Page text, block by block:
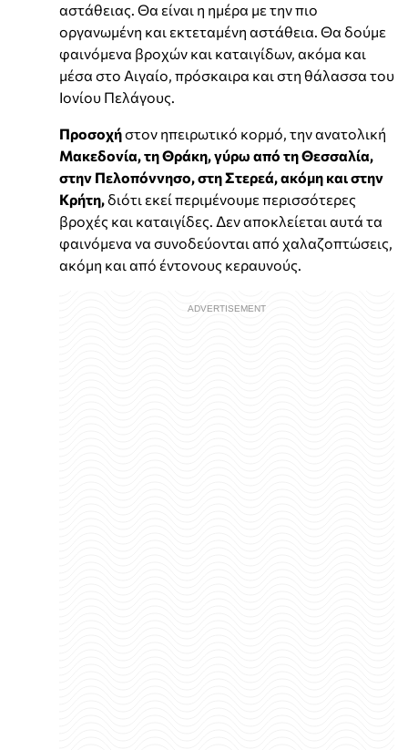
αστάθειας. Θα είναι η ημέρα με την πιο
οργανωμένη και εκτεταμένη αστάθεια. Θα δούμε
φαινόμενα βροχών και καταιγίδων, ακόμα και
μέσα στο Αιγαίο, πρόσκαιρα και στη θάλασσα του
Ιονίου Πελάγους.
Προσοχήστον ηπειρωτικό κορμό, την ανατολική
Μακεδονία, τη Θράκη, γύρω από τη Θεσσαλία,
στην Πελοπόννησο, στη Στερεά, ακόμη και στην
Κρήτη,διότι εκεί περιμένουμε περισσότερες
βροχές και καταιγίδες. Δεν αποκλείεται αυτά τα
φαινόμενα να συνοδεύονται από χαλαζοπτώσεις,
ακόμη και από έντονους κεραυνούς.